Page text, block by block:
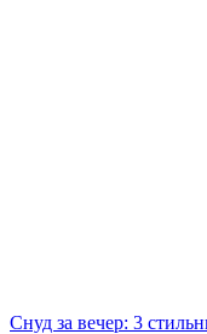
Снуд за вечер: 3